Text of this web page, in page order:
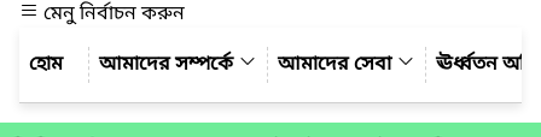
মেনু নির্বাচন করুন
আমাদের সম্পর্কে
আমাদের সেবা ঊর্ধ্বতন